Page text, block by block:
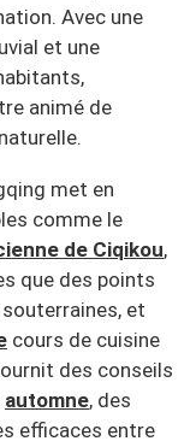
Avec une
et une
animé de
met en
comme le
de Ciqikou,
que des points
et
cours de cuisine
des conseils
automne, des
efficaces entre